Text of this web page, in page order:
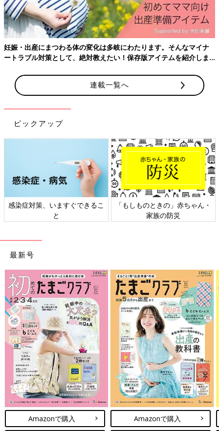
きゅうりとトマトのサラダ 作り方・レ
シピ 離乳食中期 7～8ヶ月ごろ
7,8ヶ月ごろから使える、野菜や果物などビタ
ミン類を含む食材を使った、体の調子を整える
ビタミンのレシピをご紹介。きゅうりとトマト
きゅうりとなすのチーズボール 作り
7,8ヶ月ごろから使える、野菜や果物などビタ
チーズボール
きゅうりとトマトのジュレ 作り方・レ
シピ 離乳食中期 7～8ヶ月ごろ
7,8ヶ月ごろから使える、野菜や果物などビタ
ミン類を含む食材を使った、体の調子を整える
ビタミンのレシピをご紹介。きゅうりとトマト
のジュレ
作る前に必ず読んで！＜離乳食のお約束＞
このレシピの離乳食の考え方や材料の下ごしらえ、電子レンジの
使い方などについての注意事項を説明しています。
調理前に必ずお読みになり、ご家庭の状況に合わせて活用してく
ださい。
電子レンジについて
●電子レンジは600Wが基準です。電子レンジが600W以外のワッ
ト数の場合、加熱時間はメーカーにお問い合わせください。電子
レンジは機種により加熱時間が違います。初めはレシピより短い
時間で加熱し、様子を見ながら加熱時間を調節しましょう。
妊娠・出産にまつわる体の変化は多岐にわたります。そんなマイナ
ートラブル対策として、絶対教えたい！保存版アイテムを紹介しま
連載一覧へ
ピックアップ
感染症対策、いますぐできるこ
と
「もしものときの」赤ちゃん・
家族の防災
最新号
Amazonで購入 Amazonで購入